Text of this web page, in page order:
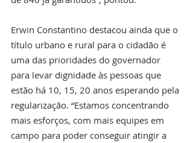
Erwin Constantino destacou ainda que o
título urbano e rural para o cidadão é
uma das prioridades do governador
para levar dignidade às pessoas que
estão há 10, 15, 20 anos esperando pela
regularização. “Estamos concentrando
mais esforços, com mais equipes em
campo para poder conseguir atingir a